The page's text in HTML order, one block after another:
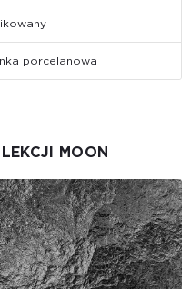
porcelanowa
MOON